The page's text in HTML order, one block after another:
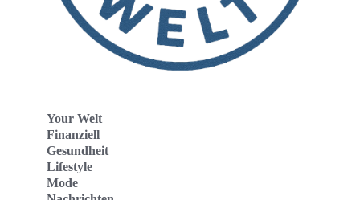
Your Welt
Finanziell
Gesundheit
Lifestyle
Mode